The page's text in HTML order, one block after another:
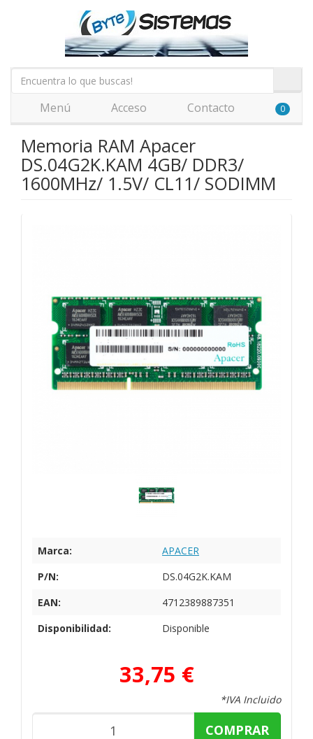
Menú Acceso Contacto 0
Memoria RAM Apacer
DS.04G2K.KAM 4GB/ DDR3/
1600MHz/ 1.5V/ CL11/ SODIMM
Marca:
APACER
P/N:
DS.04G2K.KAM
EAN:
4712389887351
Disponibilidad:
Disponible
33,75 €
*IVA Incluido
COMPRAR